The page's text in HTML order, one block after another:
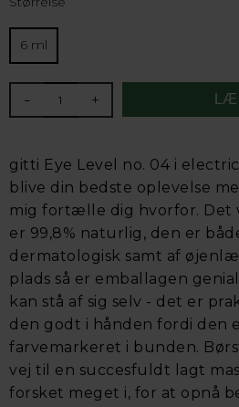
6 ml
- +
gitti Eye Level no. 04 i
blive din bedste oplevelse
mig fortælle dig hvorfor. Det
er 99,8% naturlig, den er
dermatologisk samt af
plads så er emballagen
kan stå af sig selv - det er
den godt i hånden fordi den
farvemarkeret i bunden.
vej til en succesfuldt lagt
forsket meget i, for at opnå